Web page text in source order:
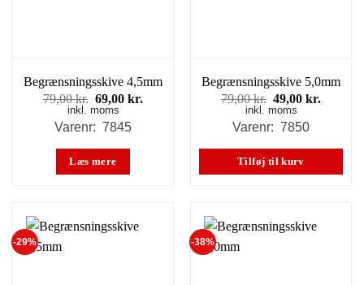
Begrænsningsskive 4,5mm
79,00kr. Den
oprindelige
pris
79,00 kr..
69,00kr.
inkl. moms
Varenr: 7845
Læs mere
Begrænsningsskive 5,0mm
79,00kr. Den
oprindelige
pris
79,00 kr..
49,00kr.
49,00
inkl. moms
Varenr: 7850
Tilføj til kurv
-29% -38%